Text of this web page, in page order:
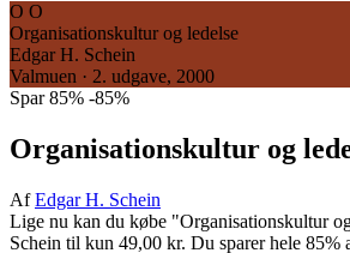
O O
Organisationskultur og ledelse
Edgar H. Schein
Valmuen · 2. udgave, 2000
Spar 85% -85%
Organisationskultur og
AfEdgar H. Schein
Lige nu kan du købe "Organisationskultur
Schein til kun 49,00 kr. Du sparer hele 85%